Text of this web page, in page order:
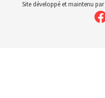
Site développé et maintenu par